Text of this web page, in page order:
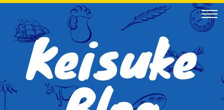
Keisuke